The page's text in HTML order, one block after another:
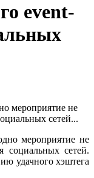
event-
мероприятие не
сетей...
мероприятие не
социальных сетей.
удачного хэштега